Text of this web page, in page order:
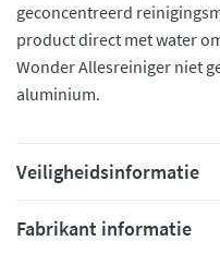
geconcentreerd
product direct met water
Wonder Allesreiniger niet
aluminium.
Veiligheidsinformatie
Fabrikant informatie